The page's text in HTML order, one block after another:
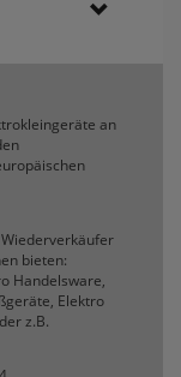
an
bieten:
Handelsware,
Elektro
z.B.